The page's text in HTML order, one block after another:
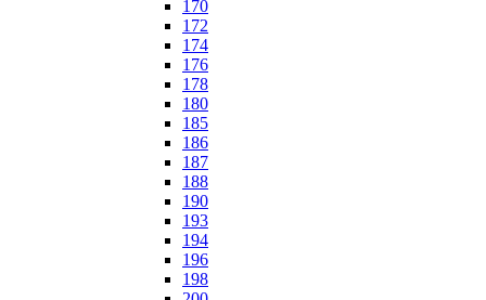
170
172
174
176
178
180
185
186
187
188
190
193
194
196
198